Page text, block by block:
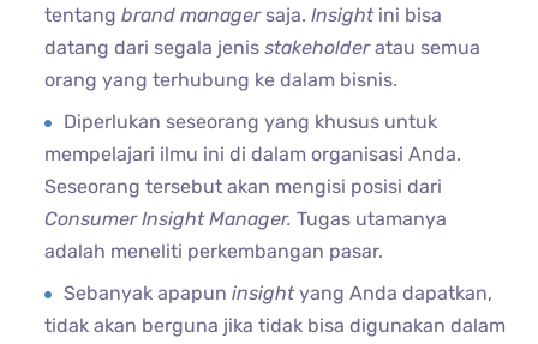
tentangbrand managersaja.Insight ini bisa
datang dari segala jenisstakeholderatau semua
orang yang terhubung ke dalam bisnis.
Diperlukan seseorang yang khusus untuk
mempelajari ilmu ini di dalam organisasi Anda.
Seseorang tersebut akan mengisi posisi dari
Consumer Insight Manager.Tugas utamanya
adalah meneliti perkembangan pasar.
Sebanyak apapuninsightyang Anda dapatkan,
tidak akan berguna jika tidak bisa digunakan dalam